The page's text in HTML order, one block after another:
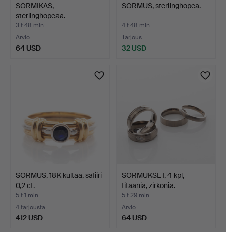
SORMIKAS,
sterlinghopeaa.
3 t 48 min
Arvio
64 USD
SORMUS, sterlinghopea.
4 t 48 min
Tarjous
32 USD
SORMUS, 18K kultaa, safiiri
0,2 ct.
5 t 1 min
4 tarjousta
412 USD
SORMUKSET, 4 kpl,
titaania, zirkonia.
5 t 29 min
Arvio
64 USD